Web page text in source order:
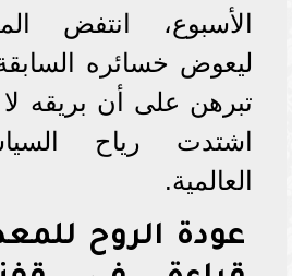
الأسبوع، انتفض
ليعوض خسائره
تبرهن على أن بريقه لا
اشتدت رياح
العالمية.
عودة الروح